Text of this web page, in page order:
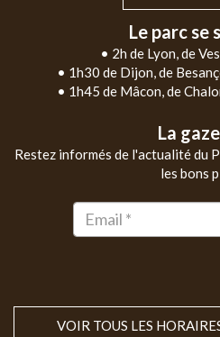
Le parc se
• 2h de Lyon, de
• 1h30 de Dijon, de
• 1h45 de Mâcon, de
La
Restez informés de l'actualité du
les bons
VOIR TOUS LES